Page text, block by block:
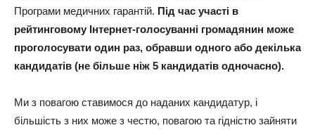
Програми медичних гарантій. Під час участі в
рейтинговому Інтернет-голосуванні громадянин може
проголосувати один раз, обравши одного або декілька
кандидатів (не більше ніж 5 кандидатів одночасно).
Ми з повагою ставимося до наданих кандидатур, і
більшість з них може з честю, повагою та гідністю зайняти